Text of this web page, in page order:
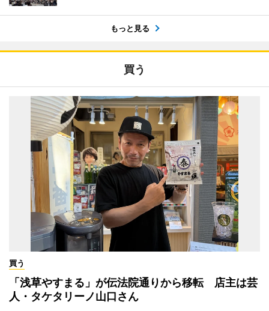
もっと見る
買う
買う
「浅草やすまる」が伝法院通りから移転 店主は芸
人・タケタリーノ山口さん